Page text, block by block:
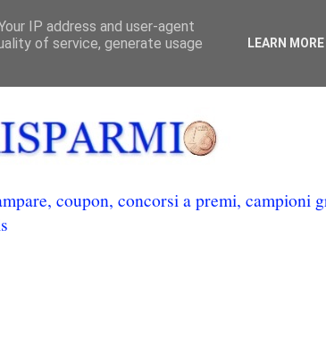
coupon, concorsi a premi, campioni
IP address and user-agent
of service, generate usage
LEARN MORE